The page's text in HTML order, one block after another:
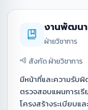
งานพัฒนา
ฝ่ายวิชาการ
สังกัด ฝ่ายวิชาการ
มีหน้าที่และความรับ
ตรวจสอบแผนการเ
โครงสร้างระเบียบแล